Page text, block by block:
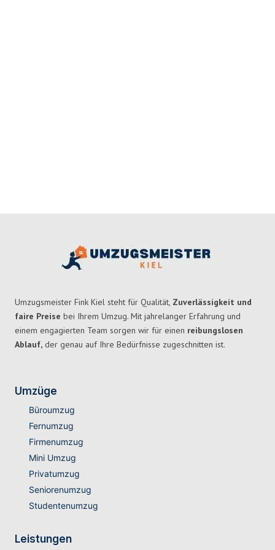
Umzugsmeister Fink Kiel steht für Qualität, Zuverlässigkeit und
faire Preise bei Ihrem Umzug. Mit jahrelanger Erfahrung und
einem engagierten Team sorgen wir für einen reibungslosen
Ablauf, der genau auf Ihre Bedürfnisse zugeschnitten ist.
Umzüge
Büroumzug
Fernumzug
Firmenumzug
Mini Umzug
Privatumzug
Seniorenumzug
Studentenumzug
Leistungen